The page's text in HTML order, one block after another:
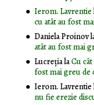
Ierom. Lavrentie
cu atât au fost
Daniela Proinov
atât au fost mai
LucrețialaCu
fost mai greu de
Ierom. Lavrentie
nu fie erezie